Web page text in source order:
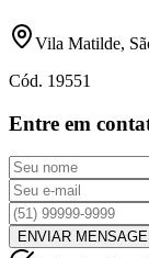
Vila Matilde,
Cód. 19551
Entre em
ENVIAR